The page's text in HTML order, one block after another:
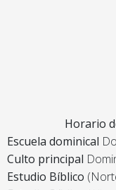
Horario
Escuela dominical
Culto principal
Estudio Bíblico